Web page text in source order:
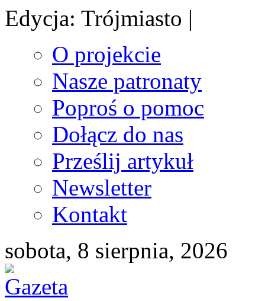
Edycja: Trójmiasto |
O projekcie
Nasze patronaty
Poproś o pomoc
Dołącz do nas
Prześlij artykuł
Newsletter
Kontakt
sobota, 8 sierpnia, 2026